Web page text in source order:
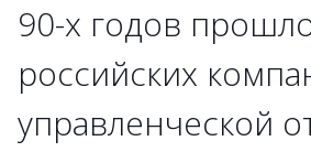
90-х годов
российских
управленческой